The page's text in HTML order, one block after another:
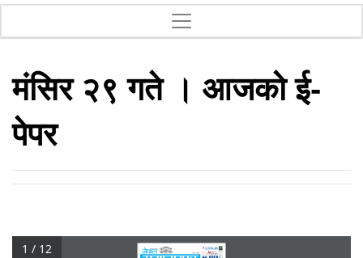
मंसिर २९ गते । आजको ई-
पेपर
1 / 12